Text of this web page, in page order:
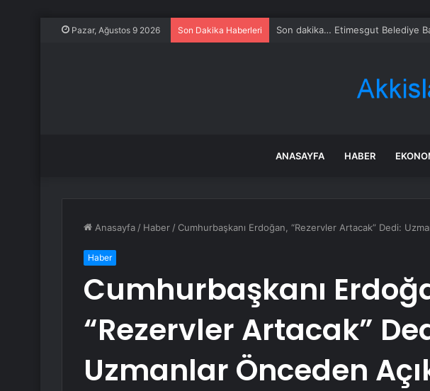
Pazar, Ağustos 9 2026 Son Dakika Haberleri Son dakika… Etimesgut Belediye
ANASAYFA HABER
Anasayfa / Haber / Cumhurbaşkanı Erdoğan, “Rezervler Artacak” Dedi:
Haber
Cumhurbaşkanı
“Rezervler Artacak”
Uzmanlar Önceden